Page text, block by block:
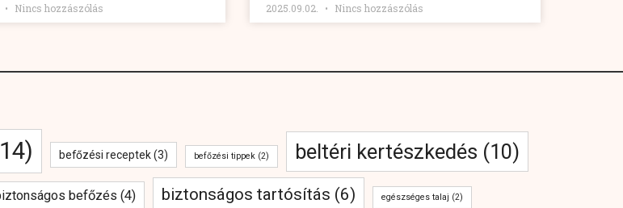
Nincs hozzászólás 2025.09.02. Nincs hozzászólás
befőzési receptek(3) befőzési tippek (2) beltéri kertészkedés (10)
befőzés (4) biztonságos tartósítás (6) egészséges talaj (2)